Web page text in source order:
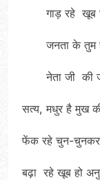
गाड़ रहे खूब
जनता के तुम हो
नेता जी की
सत्य, मधुर है मुख
फेंक रहे चुन-चुनकर
बढ़ा रहे खूब हो